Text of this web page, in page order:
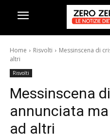
Home Risvolti
Messinscena di
altri
Risvolti
Messinscena
annunciata
ad altri